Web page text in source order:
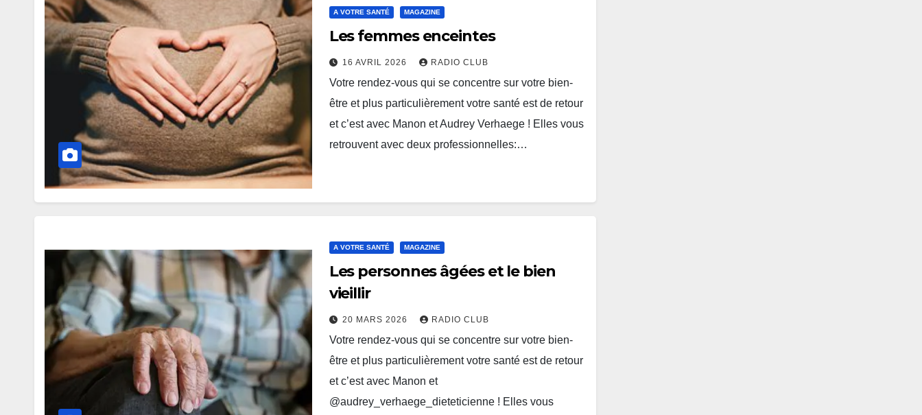
A VOTRE SANTÉ MAGAZINE
Les femmes enceintes
16 AVRIL 2026 RADIO CLUB
Votre rendez-vous qui se concentre sur votre bien-
être et plus particulièrement votre santé est de retour
et c’est avec Manon et Audrey Verhaege ! Elles vous
retrouvent avec deux professionnelles:…
A VOTRE SANTÉ MAGAZINE
Les personnes âgées et le bien
vieillir
20 MARS 2026 RADIO CLUB
Votre rendez-vous qui se concentre sur votre bien-
être et plus particulièrement votre santé est de retour
et c’est avec Manon et
@audrey_verhaege_dieteticienne ! Elles vous